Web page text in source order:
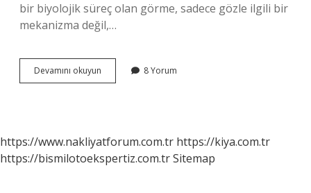
bir biyolojik süreç olan görme, sadece gözle ilgili bir
mekanizma değil,…
Devamını okuyun
olayı
?
8 Yorum
https://www.nakliyatforum.com.tr https://kiya.com.tr
https://bismilotoekspertiz.com.trSitemap